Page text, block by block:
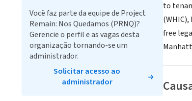
to
free
Você faz parte da equipe de Project
Remain: Nos Quedamos (PRNQ)?
Gerencie o perfil e as vagas desta
organização tornando-se um
administrador.
Solicitar acesso ao
administrador